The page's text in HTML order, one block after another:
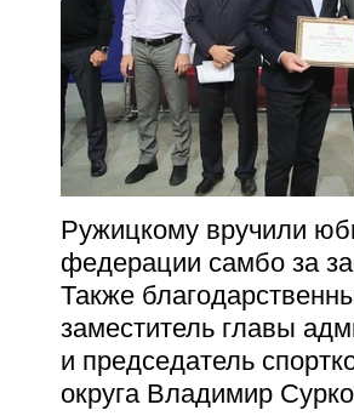
Ружицкому вручили
федерации самбо за
Также
заместитель главы
и председатель
округа Владимир